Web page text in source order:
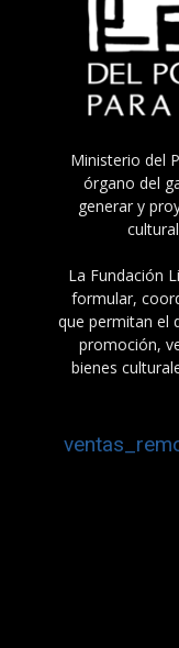
Ministerio del
órgano del
generar y
La Fundación
formular,
que permitan el
promoción,
bienes